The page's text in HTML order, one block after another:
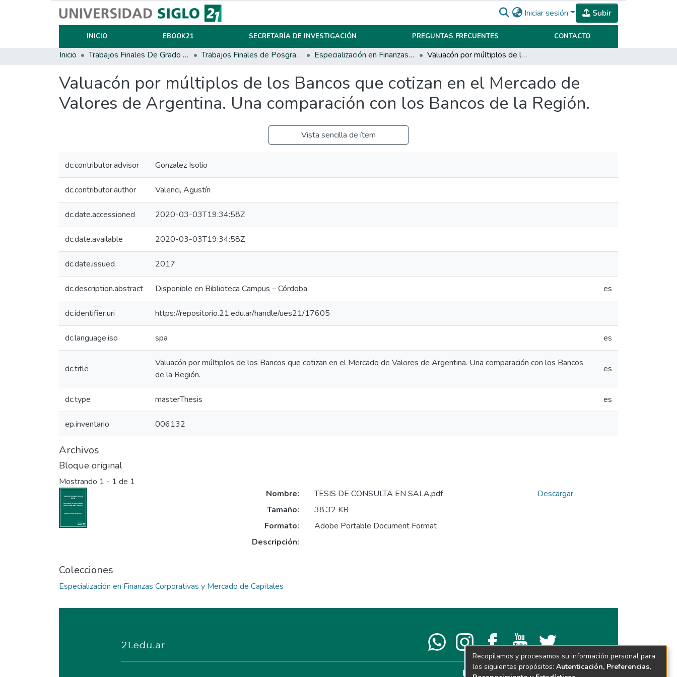
Iniciar sesión Subir
INICIO EBOOK21 SECRETARÍA DE INVESTIGACIÓN PREGUNTAS FRECUENTES CONTACTO
Inicio Trabajos Finales De Grado Y Posgrado Trabajos Finales de Posgrados y Maestrías Especialización en Finanzas Corporativas y Mercado de Capitales Valuacón por múltiplos de los Bancos que cotizan en el Mercado de Valores de Argentina. Una comparación con los Bancos de la Región.
Valuacón por múltiplos de los Bancos que cotizan en el Mercado de
Valores de Argentina. Una comparación con los Bancos de la Región.
Vista sencilla de ítem
dc.contributor.advisor Gonzalez Isolio
dc.contributor.author Valenci, Agustín
dc.date.accessioned 2020-03-03T19:34:58Z
dc.date.available 2020-03-03T19:34:58Z
dc.date.issued 2017
dc.description.abstract Disponible en Biblioteca Campus – Córdoba es
dc.identifier.uri https://repositorio.21.edu.ar/handle/ues21/17605
dc.language.iso spa es
dc.title
Valuacón por múltiplos de los Bancos que cotizan en el Mercado de Valores de Argentina. Una comparación con los Bancos
de la Región.
es
dc.type masterThesis es
ep.inventario 006132
Archivos
Bloque original
Mostrando 1 - 1 de 1
Nombre:
TESIS DE CONSULTA EN SALA.pdf
Tamaño:
38.32 KB
Formato:
Adobe Portable Document Format
Descripción:
Descargar
Colecciones
Especialización en Finanzas Corporativas y Mercado de Capitales
Recopilamos y procesamos su información personal para
los siguientes propósitos: Autenticación, Preferencias,